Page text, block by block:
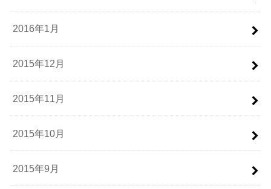
2016年1月
2015年12月
2015年11月
2015年10月
2015年9月